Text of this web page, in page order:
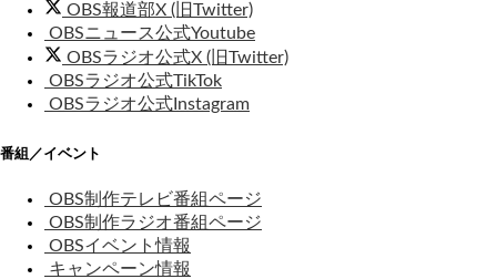
OBS報道部X (旧Twitter)
OBSニュース公式Youtube
OBSラジオ公式X (旧Twitter)
OBSラジオ公式TikTok
OBSラジオ公式Instagram
番組／イベント
OBS制作テレビ番組ページ
OBS制作ラジオ番組ページ
OBSイベント情報
キャンペーン情報